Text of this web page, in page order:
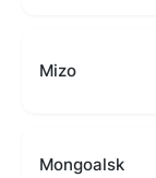
Mizo
Mongoalsk